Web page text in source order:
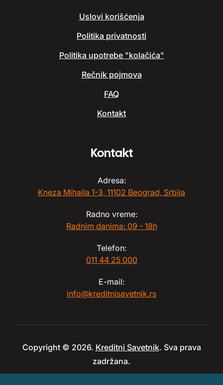
Uslovi korišćenja
Politika privatnosti
Politika upotrebe "kolačića"
Rečnik pojmova
FAQ
Kontakt
Kontakt
Adresa:
Kneza Mihaila 1-3, 11102 Beograd, Srbija
Radno vreme:
Radnim danima: 09 - 18h
Telefon:
011 44 25 000
E-mail:
info@kreditnisavetnik.rs
Copyright © 2026. Kreditni Savetnik. Sva prava
zadržana.